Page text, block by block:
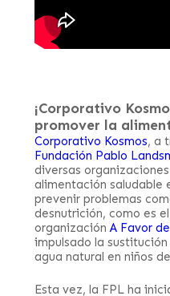
¡Corporativo
promover la
Corporativo Kosmos, a
Fundación Pablo
diversas
alimentación saludable
prevenir problemas
desnutrición, como es
organización A Favor
impulsado la
agua natural en niños
Esta vez, la FPL ha